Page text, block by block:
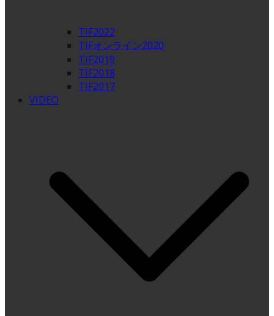
TIF2022
TIFオンライン2020
TIF2019
TIF2018
TIF2017
VIDEO